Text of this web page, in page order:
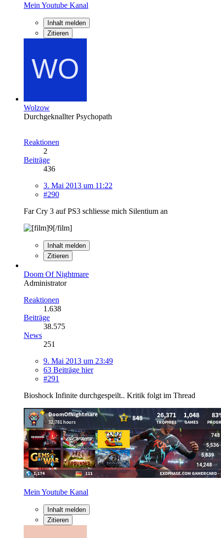
Mein Youtube Kanal
Inhalt melden
Zitieren
Wolzow
Durchgeknallter Psychopath
Reaktionen
2
Beiträge
436
3. Mai 2013 um 11:22
#290
Far Cry 3 auf PS3 schliesse mich Silentium an
Inhalt melden
Zitieren
Doom Of Nightmare
Administrator
Reaktionen
1.638
Beiträge
38.575
News
251
9. Mai 2013 um 23:49
63 Beiträge hier
#291
Bioshock Infinite durchgespeilt.. Kritik folgt im Thread
Mein Youtube Kanal
Inhalt melden
Zitieren